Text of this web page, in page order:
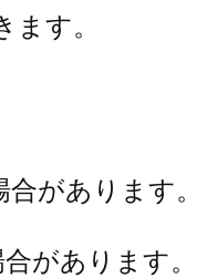
す。
があります。
があります。